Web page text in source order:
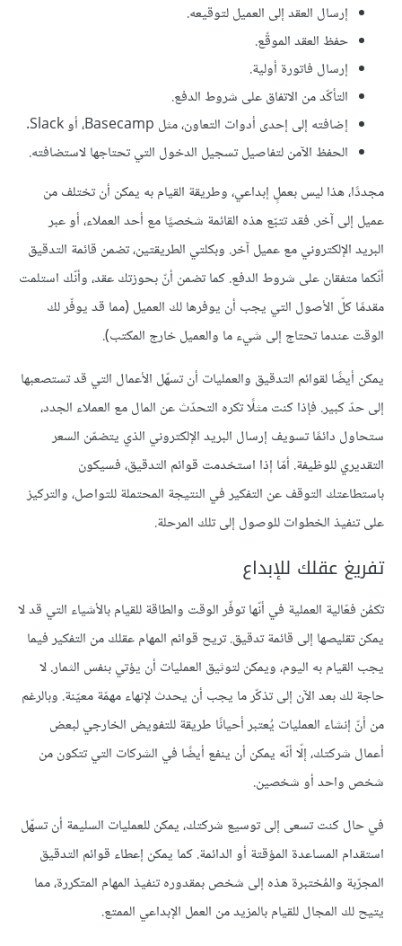
إرسال العقد إلى العميل لتوقيعه.
حفظ العقد الموقّع.
إرسال فاتورة أولية.
التأكّد من الاتفاق على شروط الدفع.
إضافته إلى إحدى أدوات التعاون، مثل Basecamp، أو Slack.
الحفظ الآمن لتفاصيل تسجيل الدخول التي تحتاجها لاستضافته.
مجددًا، هذا ليس بعملٍ إبداعي، وطريقة القيام به يمكن أن تختلف من
عميل إلى آخر. فقد تتبّع هذه القائمة شخصيًا مع أحد العملاء، أو عبر
البريد الإلكتروني مع عميل آخر. وبكلتي الطريقتين، تضمن قائمة التدقيق
أنّكما متفقان على شروط الدفع. كما تضمن أنّ بحوزتك عقد، وأنّك استلمت
مقدمًا كلّ الأصول التي يجب أن يوفرها لك العميل (مما قد يوفّر لك
الوقت عندما تحتاج إلى شيء ما والعميل خارج المكتب).
يمكن أيضًا لقوائم التدقيق والعمليات أن تسهّل الأعمال التي قد تستصعبها
إلى حدّ كبير. فإذا كنت مثلًا تكره التحدّث عن المال مع العملاء الجدد،
ستحاول دائمًا تسويف إرسال البريد الإلكتروني الذي يتضمّن السعر
التقديري للوظيفة. أمّا إذا استخدمت قوائم التدقيق، فسيكون
باستطاعتك التوقف عن التفكير في النتيجة المحتملة للتواصل، والتركيز
على تنفيذ الخطوات للوصول إلى تلك المرحلة.
تفريغ عقلك للإبداع
تكمُن فعّالية العملية في أنّها توفّر الوقت والطاقة للقيام بالأشياء التي قد لا
يمكن تقليصها إلى قائمة تدقيق. تريح قوائم المهام عقلك من التفكير فيما
يجب القيام به اليوم، ويمكن لتوثيق العمليات أن يؤتي بنفس الثمار. لا
حاجة لك بعد الآن إلى تذكّر ما يجب أن يحدث لإنهاء مهمّة معيّنة. وبالرغم
من أنّ إنشاء العمليات يُعتبر أحيانًا طريقة للتفويض الخارجي لبعض
أعمال شركتك، إلّا أنّه يمكن أن ينفع أيضًا في الشركات التي تتكون من
شخص واحد أو شخصين.
في حال كنت تسعى إلى توسيع شركتك، يمكن للعمليات السليمة أن تسهّل
استقدام المساعدة المؤقتة أو الدائمة. كما يمكن إعطاء قوائم التدقيق
المجرّبة والمُختبرة هذه إلى شخص بمقدوره تنفيذ المهام المتكررة، مما
يتيح لك المجال للقيام بالمزيد من العمل الإبداعي الممتع.